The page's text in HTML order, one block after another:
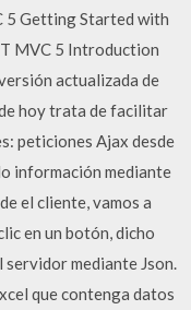
5 Getting Started with
MVC 5 Introduction
actualizada de
hoy trata de facilitar
peticiones Ajax desde
información mediante
el cliente, vamos a
en un botón, dicho
mediante Json.
que contenga datos